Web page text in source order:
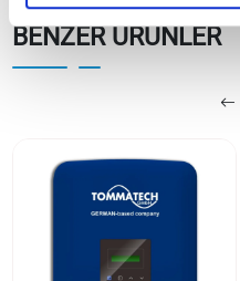
BENZER ÜRÜNLER